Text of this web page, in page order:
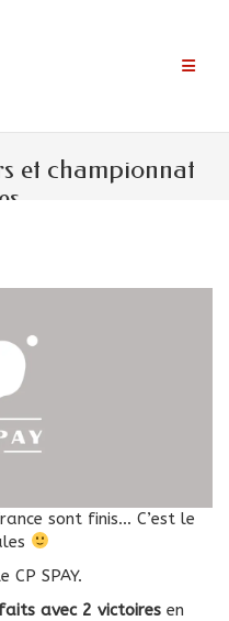
et championnat
SPAY.
avec 2 victoires en